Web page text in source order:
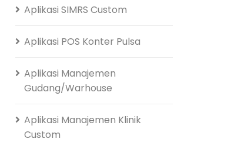
Aplikasi SIMRS Custom
Aplikasi POS Konter Pulsa
Aplikasi Manajemen
Gudang/Warhouse
Aplikasi Manajemen Klinik
Custom